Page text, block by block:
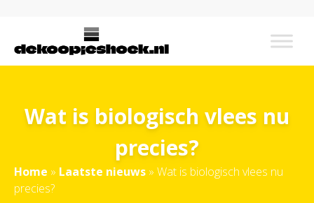
Wat is biologisch vlees nu
precies?
Home » Laatste nieuws » Wat is biologisch vlees nu
precies?